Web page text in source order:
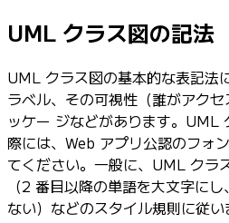
UML クラス図の記法
UML クラス図の基本的な表記法
ラベル、その可視性（誰がアク
ッケー ジなどがあります。UML
際には、Web アプリ公認のフォ
てください。一般に、UML クラ
（2 番目以降の単語を大文字に
ない）などのスタイル規則に従い